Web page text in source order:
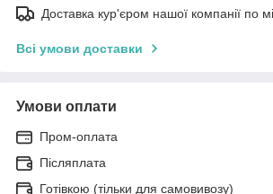
Доставка кур'єром нашої компанії по
Всі умови доставки
Умови оплати
Пром-оплата
Післяплата
Готівкою (тільки для самовивозу)